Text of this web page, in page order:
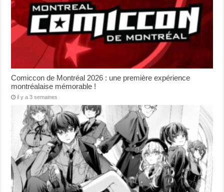
Comiccon de Montréal 2026 : une première expérience
montréalaise mémorable !
il y a 3 semaines